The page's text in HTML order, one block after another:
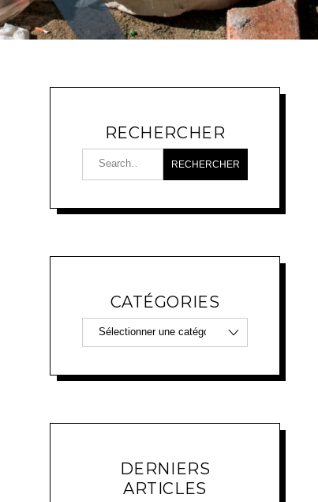
RECHERCHER
CATÉGORIES
DERNIERS
ARTICLES